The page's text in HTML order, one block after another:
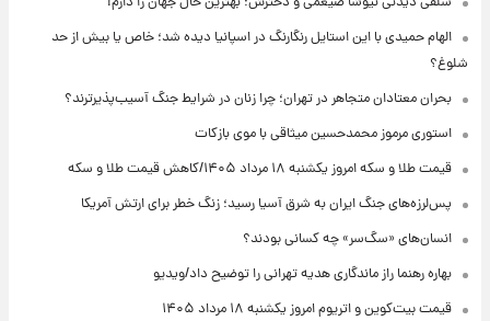
الهام حمیدی با این استایل رنگارنگ در اسپانیا دیده شد؛ خاص یا بیش از حد
شلوغ؟
بحران معتادان متجاهر در تهران؛ چرا زنان در شرایط جنگ آسیب‌پذیرترند؟
استوری مرموز محمدحسین میثاقی با موی بازکات
قیمت طلا و سکه امروز یکشنبه ۱۸ مرداد ۱۴۰۵/کاهش قیمت طلا و سکه
پس‌لرزه‌های جنگ ایران به شرق آسیا رسید؛ زنگ خطر برای ارتش آمریکا
انسان‌های «سگ‌سر» چه کسانی بودند؟
بهاره رهنما راز ماندگاری هدیه تهرانی را توضیح داد/ویدیو
قیمت بیت‌کوین و اتریوم امروز یکشنبه ۱۸ مرداد ۱۴۰۵